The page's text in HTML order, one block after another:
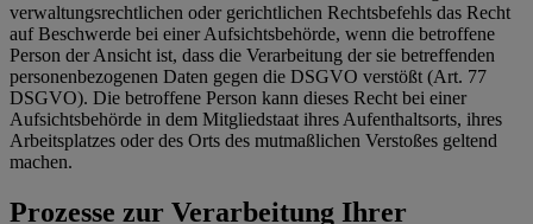
verwaltungsrechtlichen oder gerichtlichen Rechtsbefehls das Recht
auf Beschwerde bei einer Aufsichtsbehörde, wenn die betroffene
Person der Ansicht ist, dass die Verarbeitung der sie betreffenden
personenbezogenen Daten gegen die DSGVO verstößt (Art. 77
DSGVO). Die betroffene Person kann dieses Recht bei einer
Aufsichtsbehörde in dem Mitgliedstaat ihres Aufenthaltsorts, ihres
Arbeitsplatzes oder des Orts des mutmaßlichen Verstoßes geltend
machen.
Prozesse zur Verarbeitung Ihrer